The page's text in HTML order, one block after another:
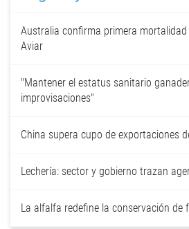
Australia confirma primera
Aviar
"Mantener el estatus sanitario
improvisaciones"
China supera cupo de exportaciones
Lechería: sector y gobierno trazan
La alfalfa redefine la conservación de